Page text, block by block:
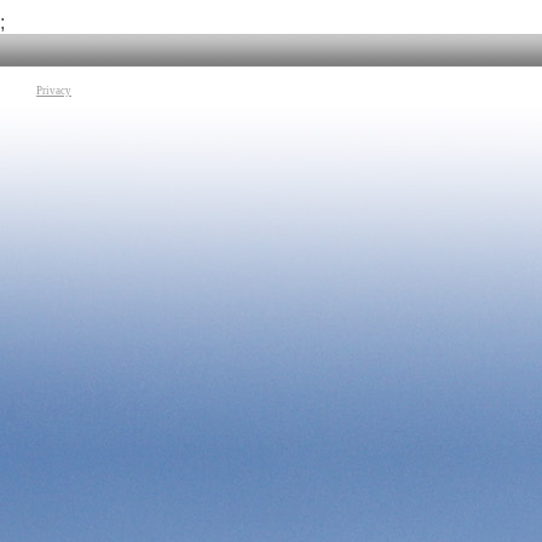
globalizzato
condurre ogni
Tag:L'Uomo e la
;
Privacy